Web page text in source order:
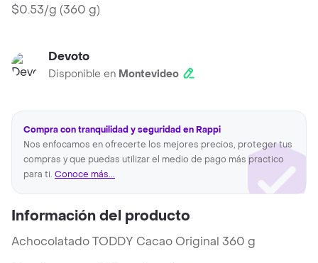
$0.53/g (360 g)
Devoto
Disponible en Montevideo
Compra con tranquilidad y seguridad en Rappi
Nos enfocamos en ofrecerte los mejores precios, proteger tus
compras y que puedas utilizar el medio de pago más practico
para ti. Conoce más...
Información del producto
Achocolatado TODDY Cacao Original 360 g